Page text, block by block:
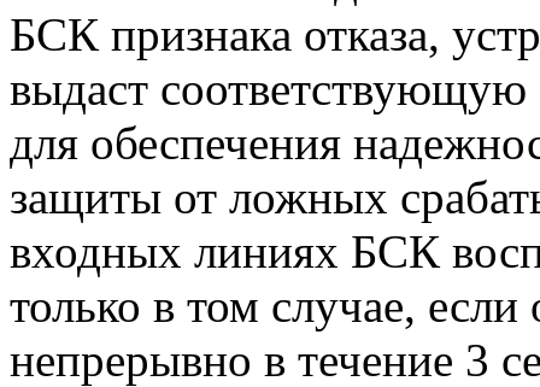
БСК признака отказа,
выдаст
для обеспечения
защиты от ложных
входных линиях БСК
только в том случае,
непрерывно в течение 3